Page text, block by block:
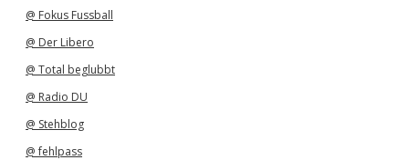
@ Fokus Fussball
@ Der Libero
@ Total beglubbt
@ Radio DU
@ Stehblog
@ fehlpass